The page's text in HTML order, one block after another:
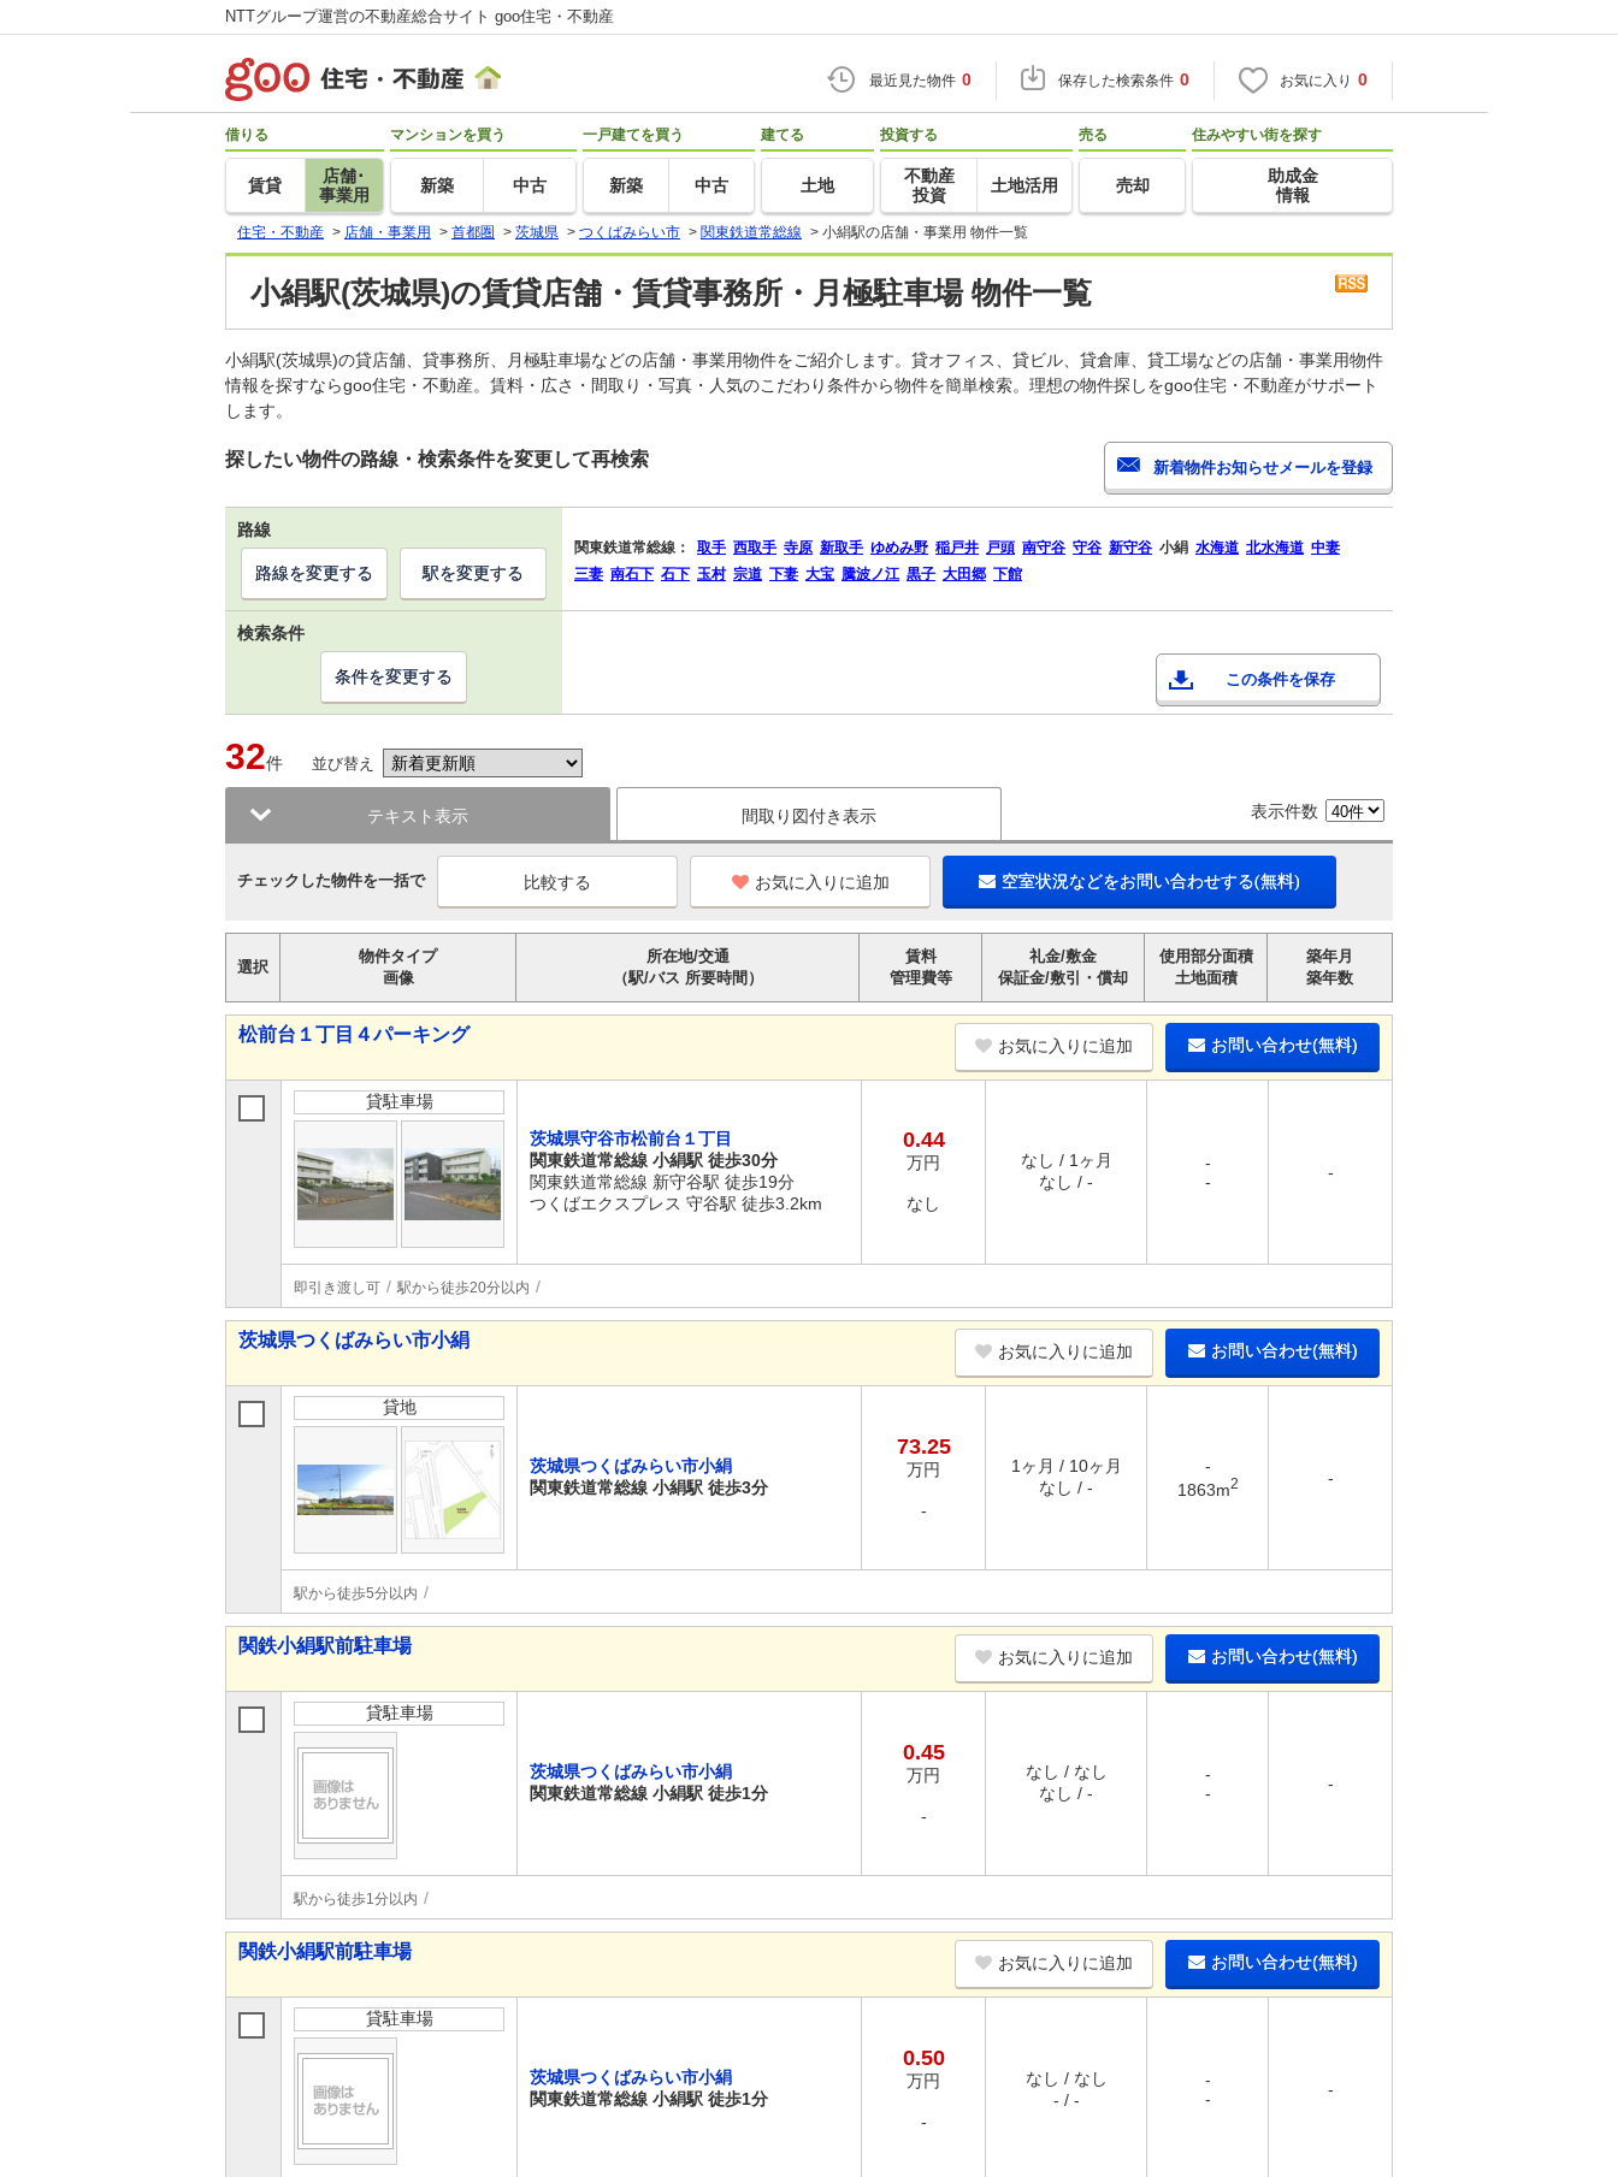
NTTグループ運営の不動産総合サイト goo住宅・不動産
最近見た物件 0 保存した検索条件 0 お気に入り 0
借りる
賃貸
店舗･
事業用
マンションを買う
新築 中古
一戸建てを買う
新築 中古
建てる
土地
投資する
不動産
投資
土地活用
売る
売却
住みやすい街を探す
助成金
情報
住宅・不動産 > 店舗・事業用 > 首都圏 > 茨城県 > つくばみらい市 > 関東鉄道常総線 > 小絹駅の店舗・事業用 物件一覧
小絹駅(茨城県)の賃貸店舗・賃貸事務所・月極駐車場 物件一覧
小絹駅(茨城県)の貸店舗、貸事務所、月極駐車場などの店舗・事業用物件をご紹介します。貸オフィス、貸ビル、貸倉庫、貸工場などの店舗・事業用物件
情報を探すならgoo住宅・不動産。賃料・広さ・間取り・写真・人気のこだわり条件から物件を簡単検索。理想の物件探しをgoo住宅・不動産がサポート
します。
探したい物件の路線・検索条件を変更して再検索
路線
関東鉄道常総線： 取手 西取手 寺原 新取手 ゆめみ野 稲戸井 戸頭 南守谷 守谷 新守谷 小絹 水海道 北水海道 中妻
三妻 南石下 石下 玉村 宗道 下妻 大宝 騰波ノ江 黒子 大田郷 下館
路線を変更する 駅を変更する
検索条件
この条件を保存
条件を変更する
32件 並び替え
テキスト表示 間取り図付き表示 表示件数
チェックした物件を一括で お気に入りに追加 空室状況などをお問い合わせする(無料)
選択
物件タイプ
画像
所在地/交通
（駅/バス 所要時間）
賃料
管理費等
礼金/敷金
保証金/敷引・償却
使用部分面積
土地面積
築年月
築年数
松前台１丁目４パーキング
お気に入りに追加 お問い合わせ(無料)
貸駐車場
茨城県守谷市松前台１丁目
関東鉄道常総線 小絹駅 徒歩30分
関東鉄道常総線 新守谷駅 徒歩19分
つくばエクスプレス 守谷駅 徒歩3.2km
0.44
万円
なし
なし / 1ヶ月
なし / -
-
-
-
即引き渡し可 駅から徒歩20分以内
茨城県つくばみらい市小絹
お気に入りに追加 お問い合わせ(無料)
貸地
茨城県つくばみらい市小絹
関東鉄道常総線 小絹駅 徒歩3分
73.25
万円
-
1ヶ月 / 10ヶ月
なし / -
-
1863m2 -
駅から徒歩5分以内
関鉄小絹駅前駐車場
お気に入りに追加 お問い合わせ(無料)
貸駐車場
茨城県つくばみらい市小絹
関東鉄道常総線 小絹駅 徒歩1分
0.45
万円
-
なし / なし
なし / -
-
-
-
駅から徒歩1分以内
関鉄小絹駅前駐車場
お気に入りに追加 お問い合わせ(無料)
貸駐車場
茨城県つくばみらい市小絹
関東鉄道常総線 小絹駅 徒歩1分
0.50
万円
-
なし / なし
- / -
-
-
-